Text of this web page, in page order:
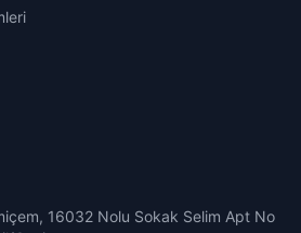
16032 Nolu Sokak Selim Apt No